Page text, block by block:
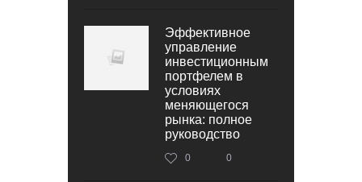
Эффективное
управление
инвестиционным
портфелем в
условиях
меняющегося
рынка: полное
руководство
0 0